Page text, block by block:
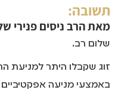
תשובה:
מאתהרב ניסים פנירי
שלום רב.
זוג שקבלו היתר למניעת
באמצעי מניעה